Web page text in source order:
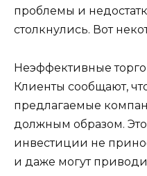
проблемы и
столкнулись. Вот
Неэффективные
Клиенты сообщают,
предлагаемые
должным образом.
инвестиции не
и даже могут